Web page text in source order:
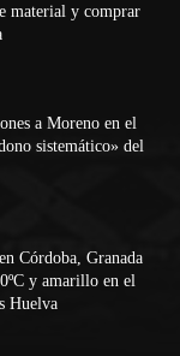
material y comprar
a Moreno en el
sistemático» del
Córdoba, Granada
y amarillo en el
Huelva